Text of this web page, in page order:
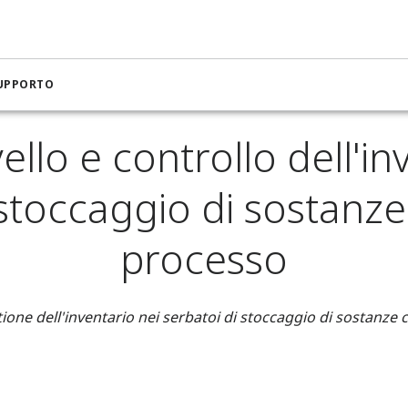
per l'industria chimica
e controllo
di
processo
dell'inventario nei serbatoi di stoccaggio di sostanze